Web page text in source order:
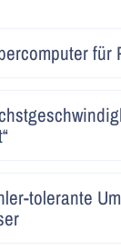
für
tolerante